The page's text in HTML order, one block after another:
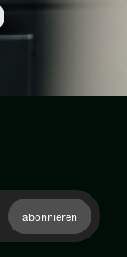
abonnieren